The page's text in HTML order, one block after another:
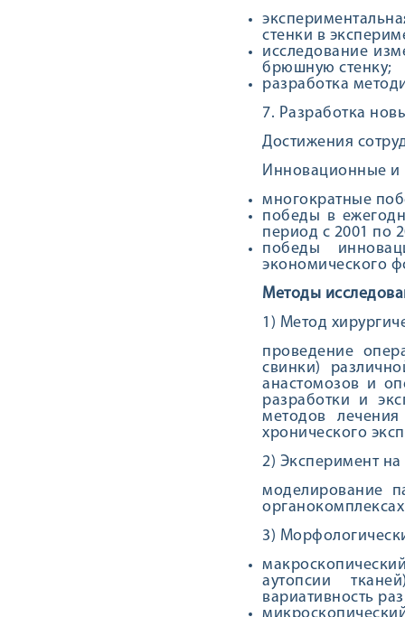
стенки в
исследование
брюшную стенку;
разработка
7. Разработка
Достижения
Инновационные и
многократные
победы в
период с 2001 по
победы
экономического
Методы
1) Метод
проведение
свинки)
анастомозов и
разработки и
методов
хронического
2) Эксперимент
моделирование
3)
аутопсии
вариативность